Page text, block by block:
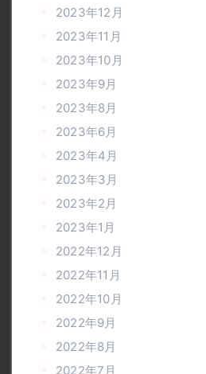
2023年12月
2023年11月
2023年10月
2023年9月
2023年8月
2023年6月
2023年4月
2023年3月
2023年2月
2023年1月
2022年12月
2022年11月
2022年10月
2022年9月
2022年8月
2022年7月